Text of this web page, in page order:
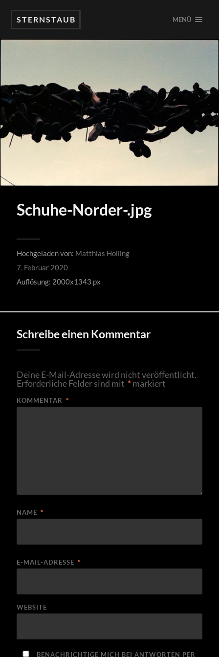
STERNSTAUB MENÜ
Schuhe-Norder-.jpg
Hochgeladen von: Matthias Holling
7. Februar 2020
Auflösung: 2000x1343 px
Schreibe einen Kommentar
Deine E-Mail-Adresse wird nicht veröffentlicht.
Erforderliche Felder sind mit *markiert
KOMMENTAR *
NAME *
E-MAIL-ADRESSE *
WEBSITE
BENACHRICHTIGE MICH BEI ANTWORTEN PER